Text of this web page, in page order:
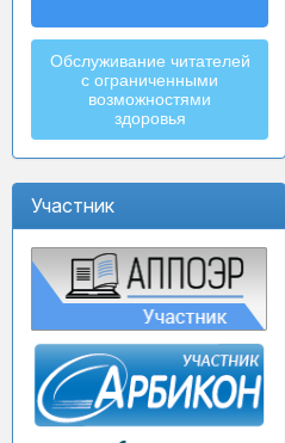
Обслуживание читателей
с ограниченными
возможностями
здоровья
Участник